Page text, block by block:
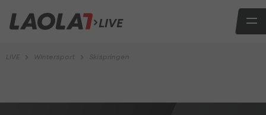
LIVE
LIVE Wintersport Skispringen